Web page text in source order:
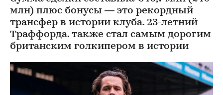
млн) плюс бонусы — это рекордный
трансфер в истории клуба. 23-летний
Траффорда. также стал самым дорогим
британским голкипером в истории